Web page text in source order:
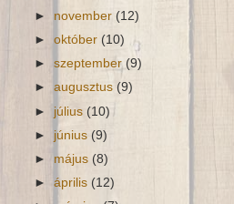
► november(12)
►október (10)
►szeptember(9)
►augusztus(9)
► július(10)
► június(9)
► május(8)
►április (12)